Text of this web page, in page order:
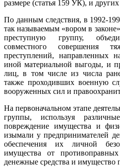
размере (статья 159 УК), и
По данным следствия, в 1992-
так называемым «вором в
преступную группу,
совместного совершения
преступлений, направленных
иной материальной выгоды, и
лиц, в том числе из числа
также проходивших военную
вооруженных сил и
На первоначальном этапе
группы, используя
повреждение имущества и
изымали у предпринимателей
обеспечения их личной
имущества от
денежные средства и имущество